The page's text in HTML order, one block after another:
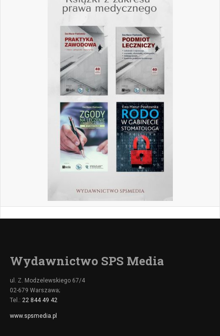
Wydawnictwo SPS Media
ul. Z. Modzelewskiego 67/4
02-679 Warszawa;
Tel.: 22 844 49 42
www.spsmedia.pl